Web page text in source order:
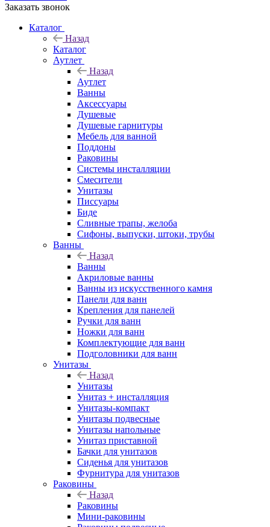
Заказать звонок
Каталог
Назад
Каталог
Аутлет
Назад
Аутлет
Ванны
Аксессуары
Душевые
Душевые гарнитуры
Мебель для ванной
Поддоны
Раковины
Системы инсталляции
Смесители
Унитазы
Писсуары
Биде
Сливные трапы, желоба
Сифоны, выпуски, штоки, трубы
Ванны
Назад
Ванны
Акриловые ванны
Ванны из искусственного камня
Панели для ванн
Крепления для панелей
Ручки для ванн
Ножки для ванн
Комплектующие для ванн
Подголовники для ванн
Унитазы
Назад
Унитазы
Унитаз + инсталляция
Унитазы-компакт
Унитазы подвесные
Унитазы напольные
Унитаз приставной
Бачки для унитазов
Сиденья для унитазов
Фурнитура для унитазов
Раковины
Назад
Раковины
Мини-раковины